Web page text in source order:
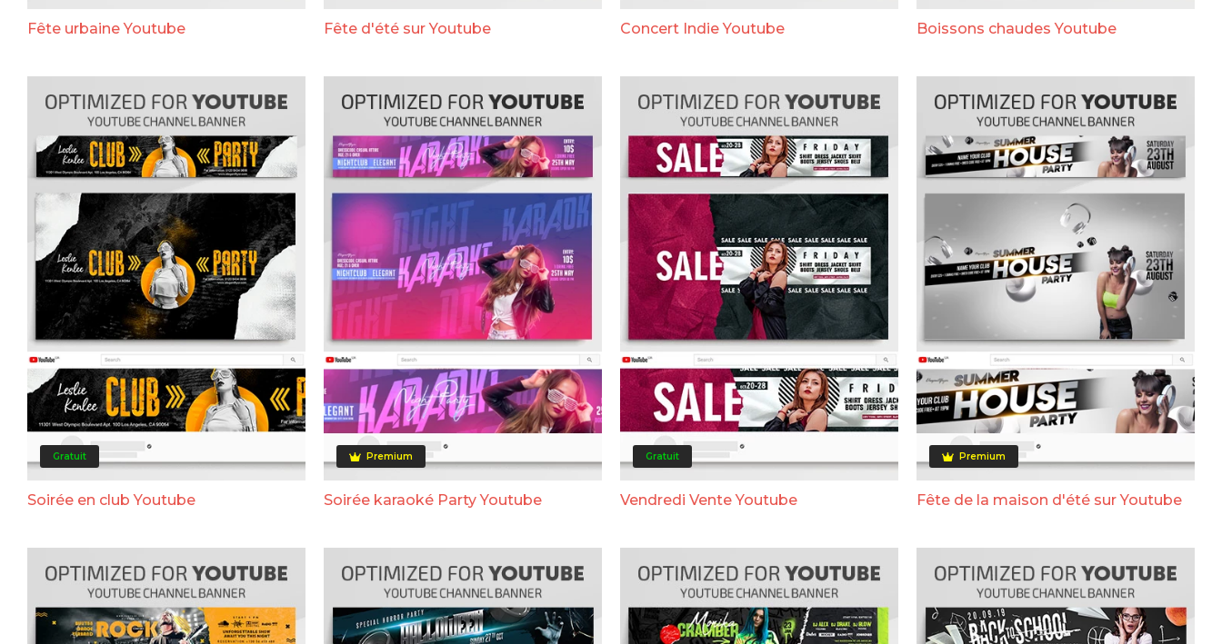
Fête urbaine Youtube Fête d'été sur Youtube Concert Indie Youtube Boissons chaudes Youtube
Gratuit
Soirée en club Youtube
Premium
Soirée karaoké Party Youtube
Gratuit
Vendredi Vente Youtube
Premium
Fête de la maison d'été sur Youtube